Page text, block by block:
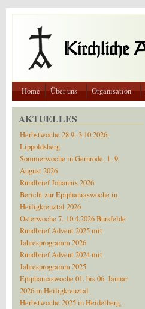
Direkt zum Inhalt
Home Über uns Organisation
AKTUELLES
Herbstwoche 28.9.-3.10.2026,
Lippoldsberg
Sommerwoche in Gernrode, 1.-9.
August 2026
Rundbrief Johannis 2026
Bericht zur Epiphaniaswoche in
Heiligkreuztal 2026
Osterwoche 7.-10.4.2026 Bursfelde
Rundbrief Advent 2025 mit
Jahresprogramm 2026
Rundbrief Advent 2024 mit
Jahresprogramm 2025
Epiphaniaswoche 01. bis 06. Januar
2026 in Heiligkreuztal
Herbstwoche 2025 in Heidelberg,